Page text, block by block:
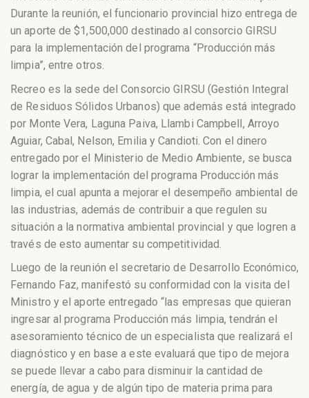
Durante la reunión, el funcionario provincial hizo entrega de
un aporte de $1,500,000 destinado al consorcio GIRSU
para la implementación del programa “Producción más
limpia”, entre otros.
Recreo es la sede del Consorcio GIRSU (Gestión Integral
de Residuos Sólidos Urbanos) que además está integrado
por Monte Vera, Laguna Paiva, Llambi Campbell, Arroyo
Aguiar, Cabal, Nelson, Emilia y Candioti. Con el dinero
entregado por el Ministerio de Medio Ambiente, se busca
lograr la implementación del programa Producción más
limpia, el cual apunta a mejorar el desempeño ambiental de
las industrias, además de contribuir a que regulen su
situación a la normativa ambiental provincial y que logren a
través de esto aumentar su competitividad.
Luego de la reunión el secretario de Desarrollo Económico,
Fernando Faz, manifestó su conformidad con la visita del
Ministro y el aporte entregado “las empresas que quieran
ingresar al programa Producción más limpia, tendrán el
asesoramiento técnico de un especialista que realizará el
diagnóstico y en base a este evaluará que tipo de mejora
se puede llevar a cabo para disminuir la cantidad de
energía, de agua y de algún tipo de materia prima para